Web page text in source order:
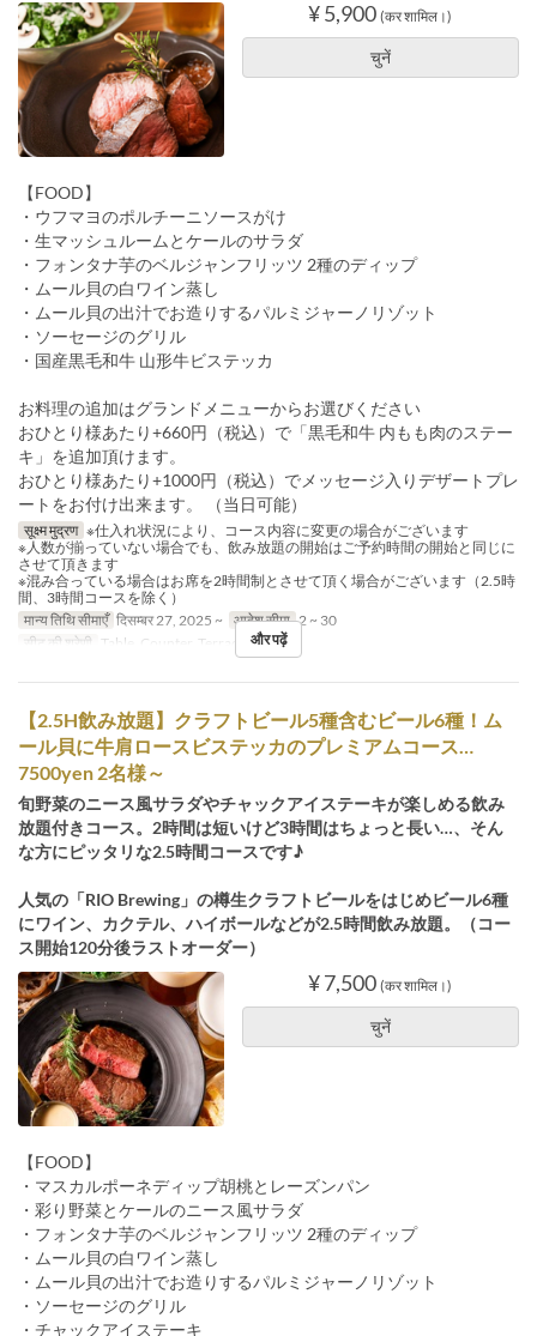
¥ 5,900 (कर शामिल।)
चुनें
【FOOD】
・ウフマヨのポルチーニソースがけ
・生マッシュルームとケールのサラダ
・フォンタナ芋のベルジャンフリッツ 2種のディップ
・ムール貝の白ワイン蒸し
・ムール貝の出汁でお造りするパルミジャーノリゾット
・ソーセージのグリル
・国産黒毛和牛 山形牛ビステッカ
お料理の追加はグランドメニューからお選びください
おひとり様あたり+660円（税込）で「黒毛和牛 内もも肉のステー
キ」を追加頂けます。
おひとり様あたり+1000円（税込）でメッセージ入りデザートプレ
ートをお付け出来ます。 （当日可能）
सूक्ष्म मुद्रण ※仕入れ状況により、コース内容に変更の場合がございます
※人数が揃っていない場合でも、飲み放題の開始はご予約時間の開始と同じに
させて頂きます
※混み合っている場合はお席を2時間制とさせて頂く場合がございます（2.5時
間、3時間コースを除く）
मान्य तिथि सीमाएँ दिसम्बर 27, 2025 ~ आदेश सीमा 2 ~ 30
सीट की श्रेणी Table, Counter, Terrace और पढ़ें
【2.5H飲み放題】クラフトビール5種含むビール6種！ム
ール貝に牛肩ロースビステッカのプレミアムコース…
7500yen 2名様～
旬野菜のニース風サラダやチャックアイステーキが楽しめる飲み
放題付きコース。2時間は短いけど3時間はちょっと長い…、そん
な方にピッタリな2.5時間コースです♪
人気の「RIO Brewing」の樽生クラフトビールをはじめビール6種
にワイン、カクテル、ハイボールなどが2.5時間飲み放題。（コー
ス開始120分後ラストオーダー）
¥ 7,500 (कर शामिल।)
चुनें
【FOOD】
・マスカルポーネディップ胡桃とレーズンパン
・彩り野菜とケールのニース風サラダ
・フォンタナ芋のベルジャンフリッツ 2種のディップ
・ムール貝の白ワイン蒸し
・ムール貝の出汁でお造りするパルミジャーノリゾット
・ソーセージのグリル
・チャックアイステーキ